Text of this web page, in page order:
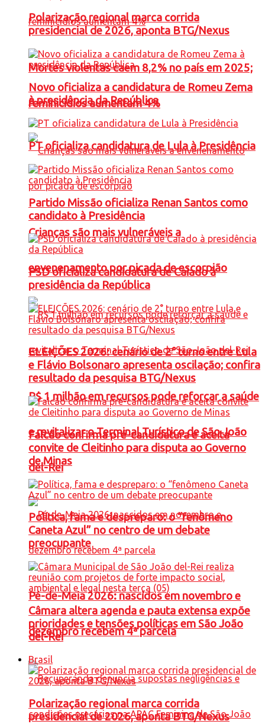
Mortes violentas caem 8,2% no país em 2025;
feminicídios aumentam 4%
Crianças são mais vulneráveis a
envenenamento por picada de escorpião
R$ 1 milhão em recursos pode reforçar a saúde
e revitalizar o Terminal Turístico de São João
del-Rei
Pé-de-Meia 2026: nascidos em novembro e
dezembro recebem 4ª parcela
Polarização regional marca corrida
presidencial de 2026, aponta BTG/Nexus
Novo oficializa a candidatura de Romeu Zema
à presidência da República
PT oficializa candidatura de Lula à Presidência
Partido Missão oficializa Renan Santos como
candidato à Presidência
PSD oficializa candidatura de Caiado à
presidência da República
ELEIÇÕES 2026: cenário de 2° turno entre Lula
e Flávio Bolsonaro apresenta oscilação; confira
resultado da pesquisa BTG/Nexus
Falcão confirma pré-candidatura e aceita
convite de Cleitinho para disputa ao Governo
de Minas
Política, fama e despreparo: o “fenômeno
Caneta Azul” no centro de um debate
preocupante
Câmara altera agenda e pauta extensa expõe
prioridades e tensões políticas em São João
del-Rei
Brasil
Polarização regional marca corrida
presidencial de 2026, aponta BTG/Nexus